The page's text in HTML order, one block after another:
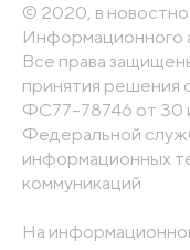
© 2020, в
Информационного
Все права
принятия решения
ФС77-78746 от 30
Федеральной
информационных
коммуникаций
На